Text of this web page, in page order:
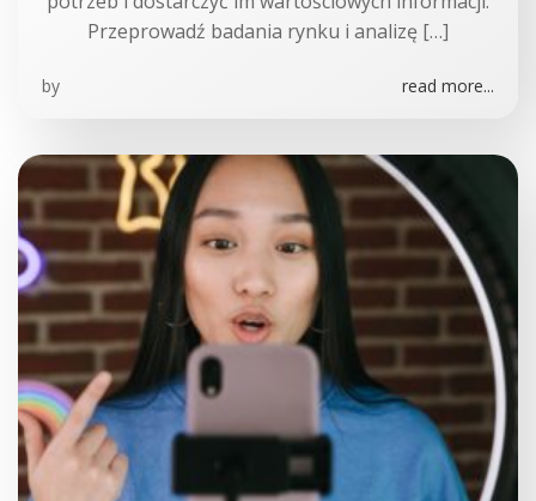
Przeprowadź badania rynku i analizę […]
by read more...